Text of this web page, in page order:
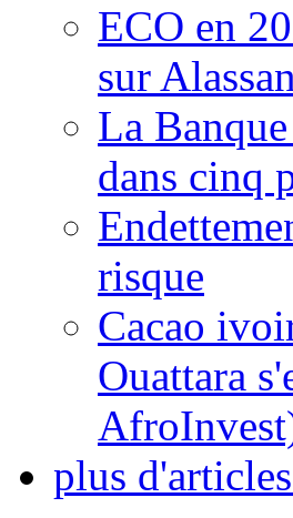
ECO en
sur
La
dans cinq
risque
Cacao
Ouattara
plus